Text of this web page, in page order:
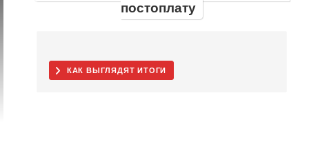
постоплату
КАК ВЫГЛЯДЯТ ИТОГИ